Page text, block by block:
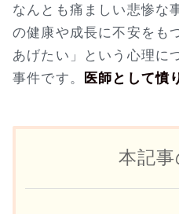
なんとも痛ましい悲惨な
の健康や成長に不安をも
あげたい」という心理に
事件です。
医師として憤
本記